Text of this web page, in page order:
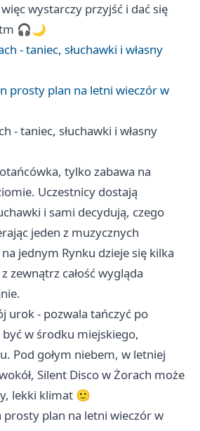
wystarczy przyjść i dać się
🎧🌙
- taniec, słuchawki i własny
prosty plan na letni wieczór w
- taniec, słuchawki i własny
tylko zabawa na
Uczestnicy dostają
i sami decydują, czego
jeden z muzycznych
jednym Rynku dzieje się kilka
zewnątrz całość wygląda
urok - pozwala tańczyć po
w środku miejskiego,
Pod gołym niebem, w letniej
Silent Disco w Żorach może
lekki klimat 🙂
plan na letni wieczór w